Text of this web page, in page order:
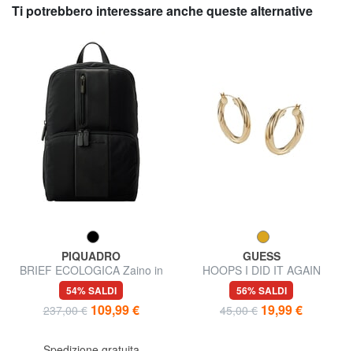
Ti potrebbero interessare anche queste alternative
PIQUADRO
BRIEF ECOLOGICA Zaino in
tessuto riciclato, pc 14"
54% SALDI
237,00 € 109,99 €
GUESS
HOOPS I DID IT AGAIN
Orecchini torchon
56% SALDI
45,00 € 19,99 €